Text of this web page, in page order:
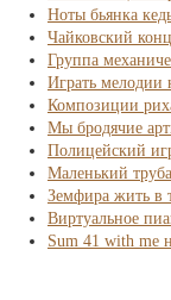
Ноты бьянка
Чайковский
Группа
Играть мелодии
Композиции
Мы бродячие
Полицейский
Маленький
Земфира жить в
Виртуальное
Sum 41 with me